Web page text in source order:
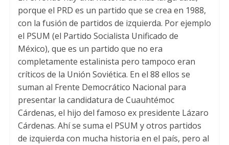
porque el PRD es un partido que se crea en 1988,
con la fusión de partidos de izquierda. Por ejemplo
el PSUM (el Partido Socialista Unificado de
México), que es un partido que no era
completamente estalinista pero tampoco eran
críticos de la Unión Soviética. En el 88 ellos se
suman al Frente Democrático Nacional para
presentar la candidatura de Cuauhtémoc
Cárdenas, el hijo del famoso ex presidente Lázaro
Cárdenas. Ahí se suma el PSUM y otros partidos
de izquierda con mucha historia en el país, pero al